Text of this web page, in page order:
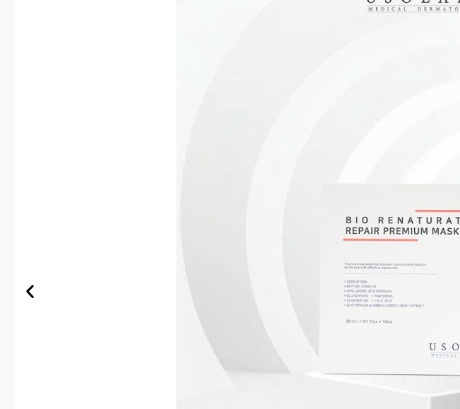
Thiết kế sang trọng, dễ dàng sử dụng
Giảm thiểu
Kích thích
Thành phần & Cơ chế tác động
Ức chế hình thành Melanin
Ức chế hình thành melanin,
Ức chế hình thành melanin, kích
Ức chế hình thành melanin
Ức chế vận chuyển melanin lên
Tẩy tế bào chết hóa học
Đối tượng sử dụng
Dành cho da tăng sắc tố, nám, sạm, tàn nhang, da
Dòng sản phẩm Usolab Bleaching được thiết kế